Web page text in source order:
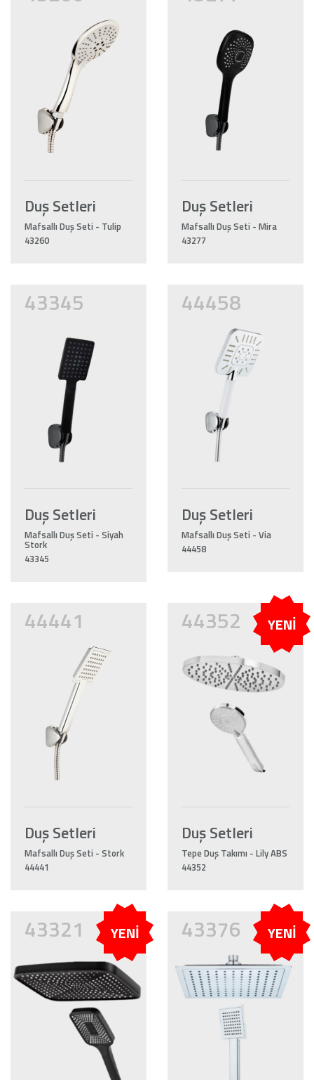
Duş Setleri
Mafsallı Duş Seti - Tulip
43260
Duş Setleri
Mafsallı Duş Seti - Mira
43277
43345
Duş Setleri
Mafsallı Duş Seti - Siyah
Stork
43345
44458
Duş Setleri
Mafsallı Duş Seti - Via
44458
44441
Duş Setleri
Mafsallı Duş Seti - Stork
44441
44352 YENİ
Duş Setleri
Tepe Duş Takımı - Lily ABS
44352
43321 YENİ 43376 YENİ